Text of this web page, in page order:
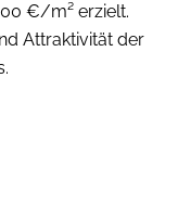
€/m² erzielt.
Attraktivität der